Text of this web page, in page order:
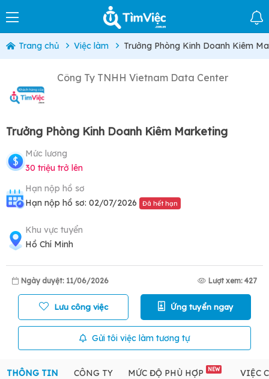
Trang chủ Việc làm Trưởng Phòng Kinh Doanh Kiêm
Công Ty TNHH Vietnam Data Center
Trưởng Phòng Kinh Doanh Kiêm Marketing
Mức lương
30 triệu trở lên
Hạn nộp hồ sơ
Hạn nộp hồ sơ: 02/07/2026
Đã hết hạn
Khu vực tuyển
Hồ Chí Minh
Ngày duyệt: 11/06/2026 Lượt xem: 427
Lưu công việc Ứng tuyển ngay
Gửi tôi việc làm tương tự
THÔNG TIN CÔNG TY MỨC ĐỘ PHÙ HỢP NEW VIỆC